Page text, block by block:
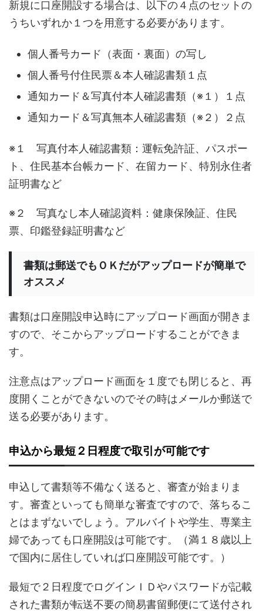
新規に口座開設する場合は、以下の４点のセットの
うちいずれか１つを用意する必要があります。
個人番号カード（表面・裏面）の写し
個人番号付住民票＆本人確認書類１点
通知カード＆写真付本人確認書類（※１）１点
通知カード＆写真無本人確認書類（※２）２点
※１ 写真付本人確認書類：運転免許証、パスポー
ト、住民基本台帳カード、在留カード、特別永住者
証明書など
※２ 写真なし本人確認資料：健康保険証、住民
票、印鑑登録証明書など
書類は郵送でもＯＫだがアップロードが簡単で
オススメ
書類は口座開設申込時にアップロード画面が開きま
すので、そこからアップロードすることができま
す。
注意点はアップロード画面を１度でも閉じると、再
度開くことができないのでその時はメールか郵送で
送る必要があります。
申込から最短２日程度で取引が可能です
申込して書類等不備なく送ると、審査が始まりま
す。審査といっても簡単な審査ですので、落ちるこ
とはまずないでしょう。アルバイトや学生、専業主
婦であっても口座開設は可能です。（満１８歳以上
で国内に居住していれば口座開設可能です。）
最短で２日程度でログインＩＤやパスワードが記載
された書類が転送不要の簡易書留郵便にて送付され